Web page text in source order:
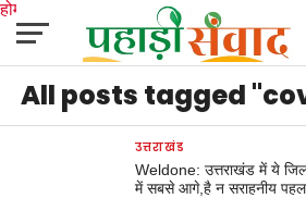
होम
उत्तराखंडअल्मोड़ाउत्तरकाशीउधम सिंह नगर
देहरादून नैनीतालपिथौरागढ़पौड़ी गढ़वाल बागेश्वर
मनोरंजन
All posts tagged
उत्तराखंड
Weldone: उत्तराखंड में ये
में सबसे आगे,है न सराहनीय पहल,,